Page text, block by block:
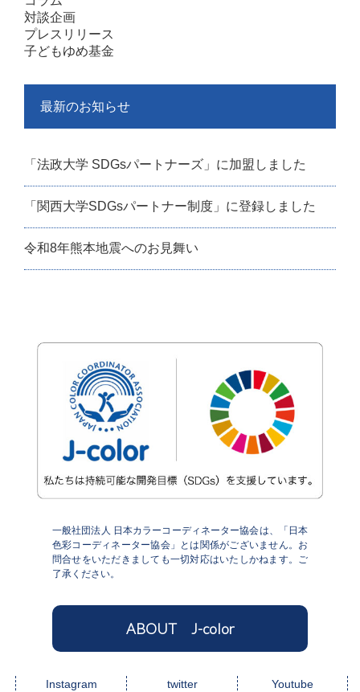
対談企画
プレスリリース
子どもゆめ基金
最新のお知らせ
「法政大学 SDGsパートナーズ」に加盟しました
「関西大学SDGsパートナー制度」に登録しました
令和8年熊本地震へのお見舞い
一般社団法人 日本カラーコーディネーター協会は、「日本
色彩コーディネーター協会」とは関係がございません。お
問合せをいただきましても一切対応はいたしかねます。ご
了承ください。
ABOUT J-color
Instagram twitter Youtube